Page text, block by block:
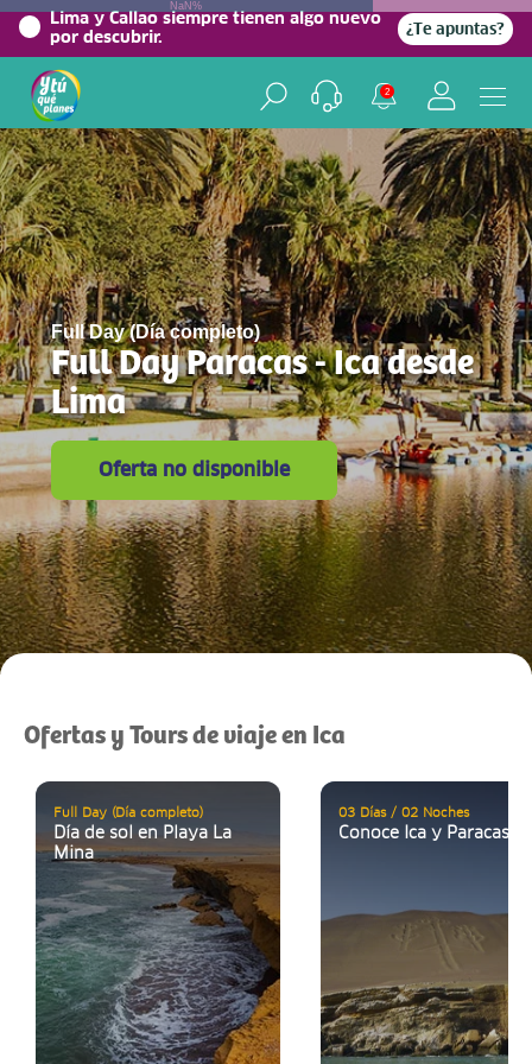
Lima y Callao siempre tienen algo nuevo
por descubrir.
¿Te apuntas?
2
NaN%
Full Day (Día completo)
Full Day Paracas - Ica desde
Lima
Oferta no disponible
Ofertas y Tours de viaje en Ica
Full Day (Día completo)
Día de sol en Playa La
Mina
03 Días / 02 Noches
Conoce Ica y Paracas